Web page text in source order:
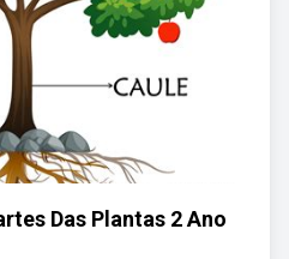
Das Plantas 2 Ano